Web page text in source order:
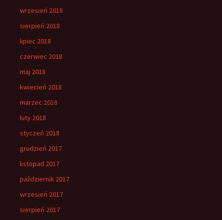
wrzesień 2018
sierpień 2018
lipiec 2018
czerwiec 2018
maj 2018
kwiecień 2018
marzec 2018
luty 2018
styczeń 2018
grudzień 2017
listopad 2017
październik 2017
wrzesień 2017
sierpień 2017